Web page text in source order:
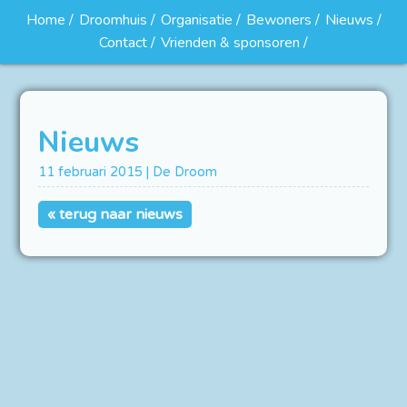
Home Droomhuis Organisatie Bewoners
Nieuws
Contact
Vrienden & sponsoren
Nieuws
11 februari 2015 | De Droom
« terug naar nieuws